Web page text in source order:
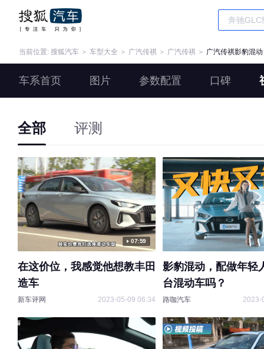
当前位置: 搜狐汽车 ＞ 车型大全 ＞ 广汽传祺 ＞ 广汽传祺 ＞ 广汽传祺影豹混动
车系首页 图片 参数配置 口碑
全部 评测
07:59
在这价位，我感觉他想教丰田
造车
新车评网 2023-05-09 06:34
影豹混动，配做年轻
台混动车吗？
路咖汽车 2023-